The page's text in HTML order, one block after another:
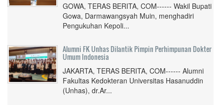
GOWA, TERAS BERITA, COM------ Wakil Bupati
Gowa, Darmawangsyah Muin, menghadiri
Pengukuhan Kepoli...
Alumni FK Unhas Dilantik Pimpin Perhimpunan Dokter
Umum Indonesia
JAKARTA, TERAS BERITA, COM------ Alumni
Fakultas Kedokteran Universitas Hasanuddin
(Unhas), dr.Ar...